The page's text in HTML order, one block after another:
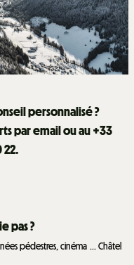
personnalisé ?
par email ou au +33
22.
pas ?
pédestres, cinéma ... Châtel